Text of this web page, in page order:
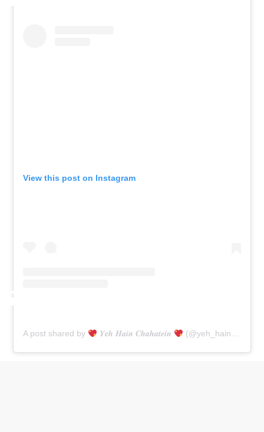
View this post on Instagram
A post shared by 𝒀𝒆𝒉 𝑯𝒂𝒊𝒏 𝑪𝒉𝒂𝒉𝒂𝒕𝒆𝒊𝒏 (@yeh_hain_chahatein_)